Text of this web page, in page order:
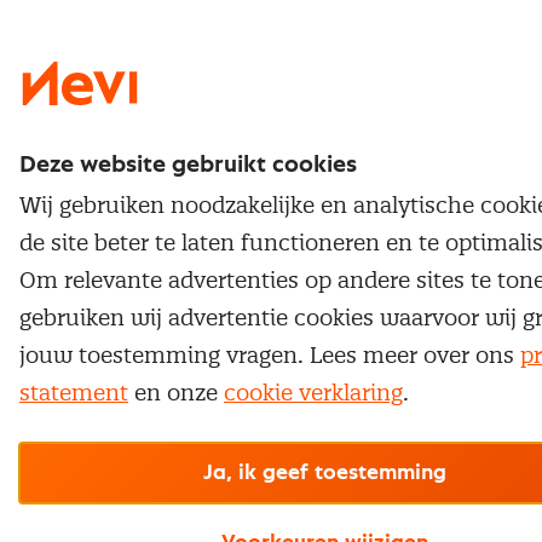
Nevi 2
Deze website gebruikt cookies
Wij gebruiken noodzakelijke en analytische
de site beter te laten functioneren en te
Om relevante advertenties op andere sites te
gebruiken wij advertentie cookies waarvoor wij
jouw toestemming vragen. Lees meer over ons
statement en onze cookie verklaring.
Ja, ik geef toestemming